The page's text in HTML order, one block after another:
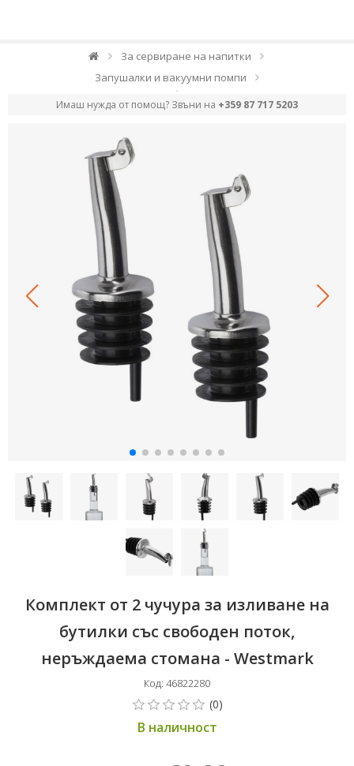
За сервиране на напитки
Запушалки и вакуумни помпи
Имаш нужда от помощ? Звъни на +359 87 717 5203
Комплект от 2 чучура за изливане на
бутилки със свободен поток,
неръждаема стомана - Westmark
Код: 46822280
В наличност